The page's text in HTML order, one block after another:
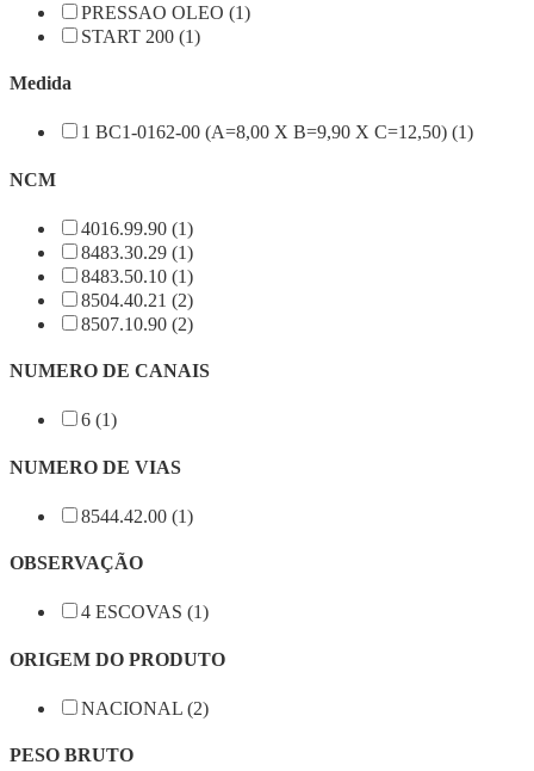
PRESSAO OLEO (1)
START 200 (1)
Medida
1 BC1-0162-00 (A=8,00 X B=9,90 X C=12,50) (1)
NCM
4016.99.90 (1)
8483.30.29 (1)
8483.50.10 (1)
8504.40.21 (2)
8507.10.90 (2)
NUMERO DE CANAIS
6 (1)
NUMERO DE VIAS
8544.42.00 (1)
OBSERVAÇÃO
4 ESCOVAS (1)
ORIGEM DO PRODUTO
NACIONAL (2)
PESO BRUTO